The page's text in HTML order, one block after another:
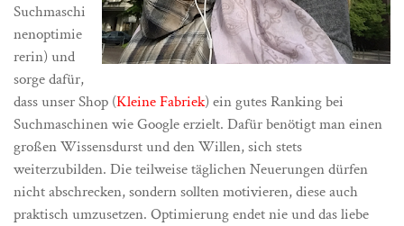
Suchmaschi
nenoptimie
rerin) und
sorge dafür,
dass unser Shop (Kleine Fabriek) ein gutes Ranking bei
Suchmaschinen wie Google erzielt. Dafür benötigt man einen
großen Wissensdurst und den Willen, sich stets
weiterzubilden. Die teilweise täglichen Neuerungen dürfen
nicht abschrecken, sondern sollten motivieren, diese auch
praktisch umzusetzen. Optimierung endet nie und das liebe